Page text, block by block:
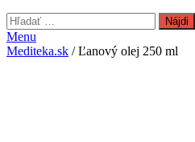
Hľadať:
Menu
Mediteka.sk / Ľanový olej 250 ml